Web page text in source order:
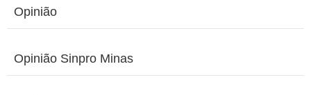
Opinião
Opinião Sinpro Minas